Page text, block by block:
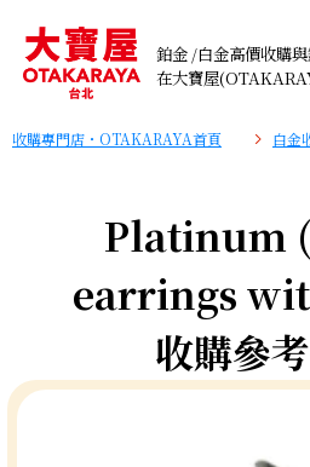
鉑金 /白金高價收購
在大寶屋
收購專門店・OTAKARAYA首頁 白金
Platinum
earrings
收購參